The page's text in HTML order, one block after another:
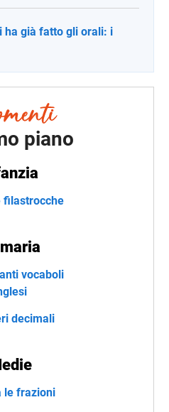
ha già fatto gli orali: i
piano
filastrocche
vocaboli
decimali
le frazioni